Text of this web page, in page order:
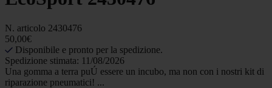
N. articolo 2430476
50,00€
Disponibile e pronto per la spedizione.
Spedizione stimata: 11/08/2026
Una gomma a terra puÚ essere un incubo, ma non con i nostri kit di
riparazione pneumatici! ...